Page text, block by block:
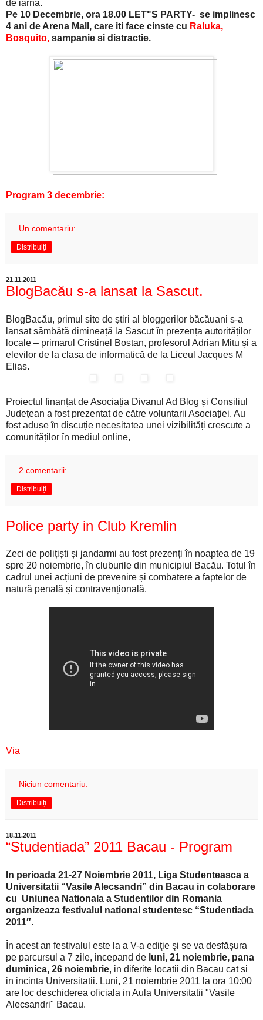
de iarna.
Pe 10 Decembrie, ora 18.00 LET"S PARTY- se implinesc
4 ani de Arena Mall, care iti face cinste cu Raluka,
Bosquito, sampanie si distractie.
Program 3 decembrie:
Un comentariu:
Distribuiți
21.11.2011
BlogBacău s-a lansat la Sascut.
BlogBacău, primul site de știri al bloggerilor băcăuani s-a
lansat sâmbătă dimineață la Sascut în prezența autorităților
locale – primarul Cristinel Bostan, profesorul Adrian Mitu și a
elevilor de la clasa de informatică de la Liceul Jacques M
Elias.
Proiectul finanțat de Asociația Divanul Ad Blog și Consiliul
Județean a fost prezentat de către voluntarii Asociației. Au
fost aduse în discuție necesitatea unei vizibilități crescute a
comunităților în mediul online,
2 comentarii:
Distribuiți
Police party in Club Kremlin
Zeci de polițiști și jandarmi au fost prezenți în noaptea de 19
spre 20 noiembrie, în cluburile din municipiul Bacău. Totul în
cadrul unei acțiuni de prevenire și combatere a faptelor de
natură penală și contravențională.
Via
Niciun comentariu:
Distribuiți
18.11.2011
“Studentiada” 2011 Bacau - Program
In perioada 21-27 Noiembrie 2011, Liga Studenteasca a
Universitatii “Vasile Alecsandri” din Bacau in colaborare
cu Uniunea Nationala a Studentilor din Romania
organizeaza festivalul national studentesc “Studentiada
2011″.
În acest an festivalul este la a V-a ediţie şi se va desfăşura
pe parcursul a 7 zile, incepand de luni, 21 noiembrie, pana
duminica, 26 noiembrie, in diferite locatii din Bacau cat si
in incinta Universitatii. Luni, 21 noiembrie 2011 la ora 10:00
are loc deschiderea oficiala in Aula Universitatii "Vasile
Alecsandri" Bacau.